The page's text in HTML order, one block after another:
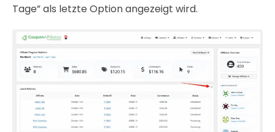
Tage” als letzte Option angezeigt wird.